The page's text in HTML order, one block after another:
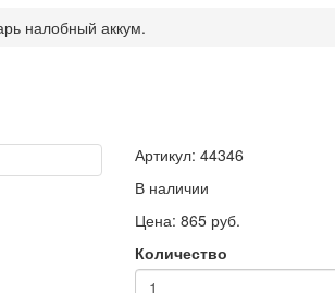
налобный аккум.
Артикул: 44346
В наличии
Цена: 865 руб.
Количество